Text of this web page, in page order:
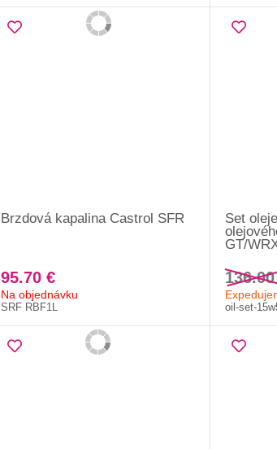
Brzdová kapalina Castrol SFR
95.70 €
Na objednávku
SRF RBF1L
Set
GT/
oil-set-